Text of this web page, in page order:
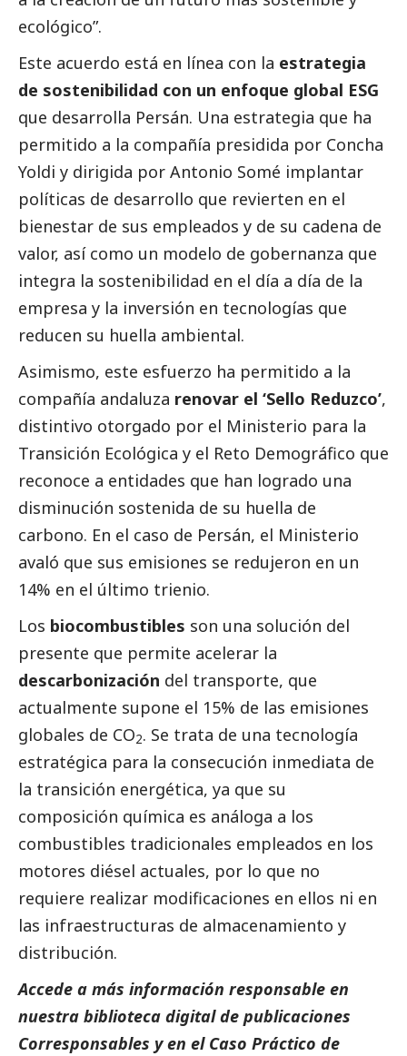
ecológico”.
Este acuerdo está en línea con la estrategia
de sostenibilidad con un enfoque global ESG
que desarrolla Persán. Una estrategia que ha
permitido a la compañía presidida por Concha
Yoldi y dirigida por Antonio Somé implantar
políticas de desarrollo que revierten en el
bienestar de sus empleados y de su cadena de
valor, así como un modelo de gobernanza que
integra la sostenibilidad en el día a día de la
empresa y la inversión en tecnologías que
reducen su huella ambiental.
Asimismo, este esfuerzo ha permitido a la
compañía andaluza renovar el ‘Sello Reduzco’,
distintivo otorgado por el Ministerio para la
Transición Ecológica y el Reto Demográfico que
reconoce a entidades que han logrado una
disminución sostenida de su huella de
carbono. En el caso de Persán, el Ministerio
avaló que sus emisiones se redujeron en un
14% en el último trienio.
Los biocombustibles son una solución del
presente que permite acelerar la
descarbonización del transporte, que
actualmente supone el 15% de las emisiones
globales de CO2. Se trata de una tecnología
estratégica para la consecución inmediata de
la transición energética, ya que su
composición química es análoga a los
combustibles tradicionales empleados en los
motores diésel actuales, por lo que no
requiere realizar modificaciones en ellos ni en
las infraestructuras de almacenamiento y
distribución.
Accede a más información responsable en
nuestra biblioteca digital de publicaciones
Corresponsables y en el Caso Práctico de